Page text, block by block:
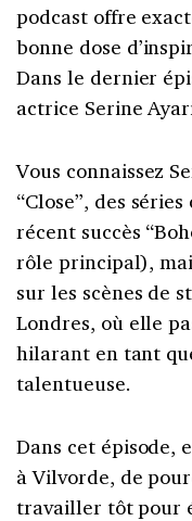
podcast offre
bonne dose
Dans le dernier
actrice Serine
Vous connaissez
“Close”, des
récent succès
rôle principal),
sur les scènes de
Londres, où elle
hilarant en tant
talentueuse.
Dans cet épisode,
à Vilvorde, de
travailler tôt pour